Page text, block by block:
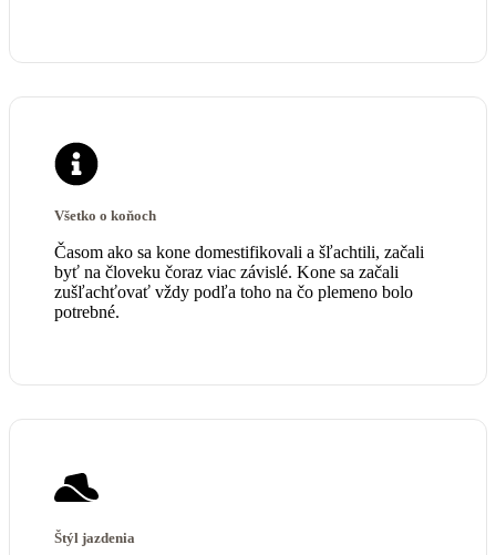
Všetko o koňoch
Časom ako sa kone domestifikovali a šľachtili, začali
byť na človeku čoraz viac závislé. Kone sa začali
zušľachťovať vždy podľa toho na čo plemeno bolo
potrebné.
Štýl jazdenia